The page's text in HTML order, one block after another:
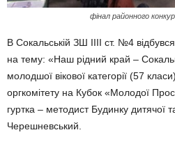
фінал районного
В Сокальській ЗШ ІІІІ ст. №4
на тему: «Наш рідний край –
молодшої вікової категорії (57
оргкомітету на Кубок «Молодої
гуртка – методист Будинку дитячої
Черешневський.